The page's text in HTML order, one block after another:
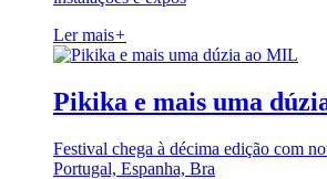
Ler mais+
Pikika e mais uma
Festival chega à décima edição com
Portugal, Espanha, Bra